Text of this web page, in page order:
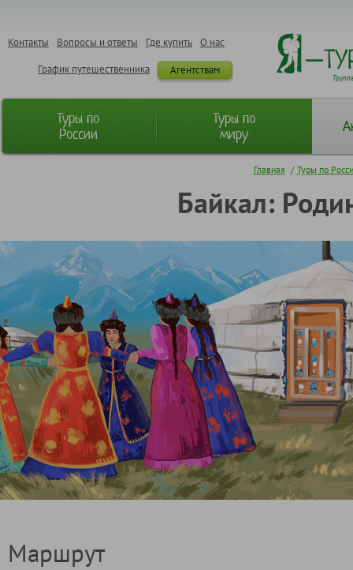
О нас
Где купить
Вопросы и ответы
Контакты
Агентствам
График путешественника
Туры по
России
Туры по
миру
Главная / Туры по
Байкал:
Маршрут